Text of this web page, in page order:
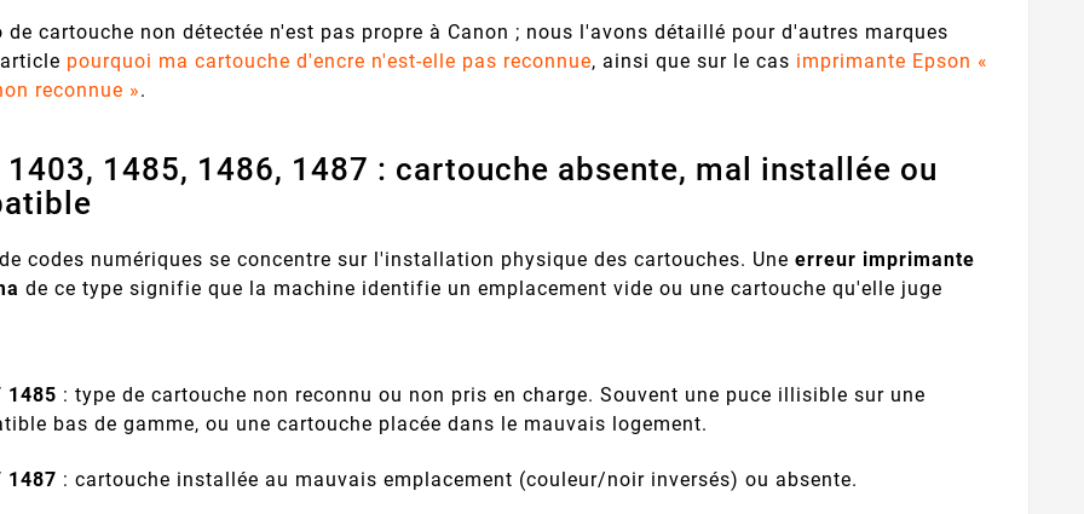
de cartouche non détectée n'est pas propre à Canon ; nous l'avons détaillé pour d'autres marques
pourquoi ma cartouche d'encre n'est-elle pas reconnue, ainsi que sur le cas imprimante Epson «
reconnue ».
1403, 1485, 1486, 1487 : cartouche absente, mal installée ou
codes numériques se concentre sur l'installation physique des cartouches. Uneerreur imprimante
de ce type signifie que la machine identifie un emplacement vide ou une cartouche qu'elle juge
1485 : type de cartouche non reconnu ou non pris en charge. Souvent une puce illisible sur une
bas de gamme, ou une cartouche placée dans le mauvais logement.
1487 : cartouche installée au mauvais emplacement (couleur/noir inversés) ou absente.